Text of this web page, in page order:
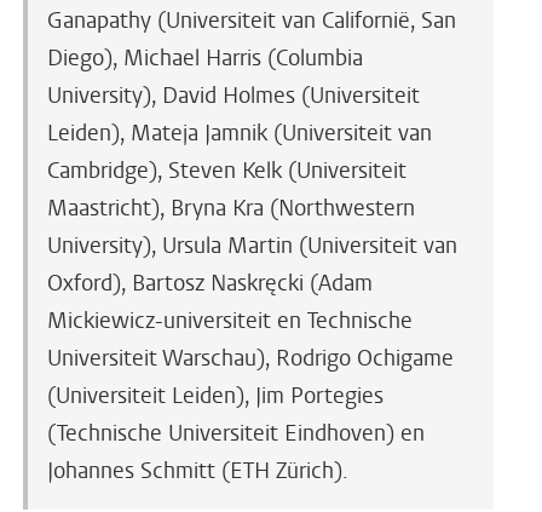
Ganapathy (Universiteit van Californië, San
Diego), Michael Harris (Columbia
University), David Holmes (Universiteit
Leiden), Mateja Jamnik (Universiteit van
Cambridge), Steven Kelk (Universiteit
Maastricht), Bryna Kra (Northwestern
University), Ursula Martin (Universiteit van
Oxford), Bartosz Naskręcki (Adam
Mickiewicz-universiteit en Technische
Universiteit Warschau), Rodrigo Ochigame
(Universiteit Leiden), Jim Portegies
(Technische Universiteit Eindhoven) en
Johannes Schmitt (ETH Zürich).